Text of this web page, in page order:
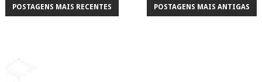
POSTAGENS MAIS RECENTES POSTAGENS MAIS ANTIGAS